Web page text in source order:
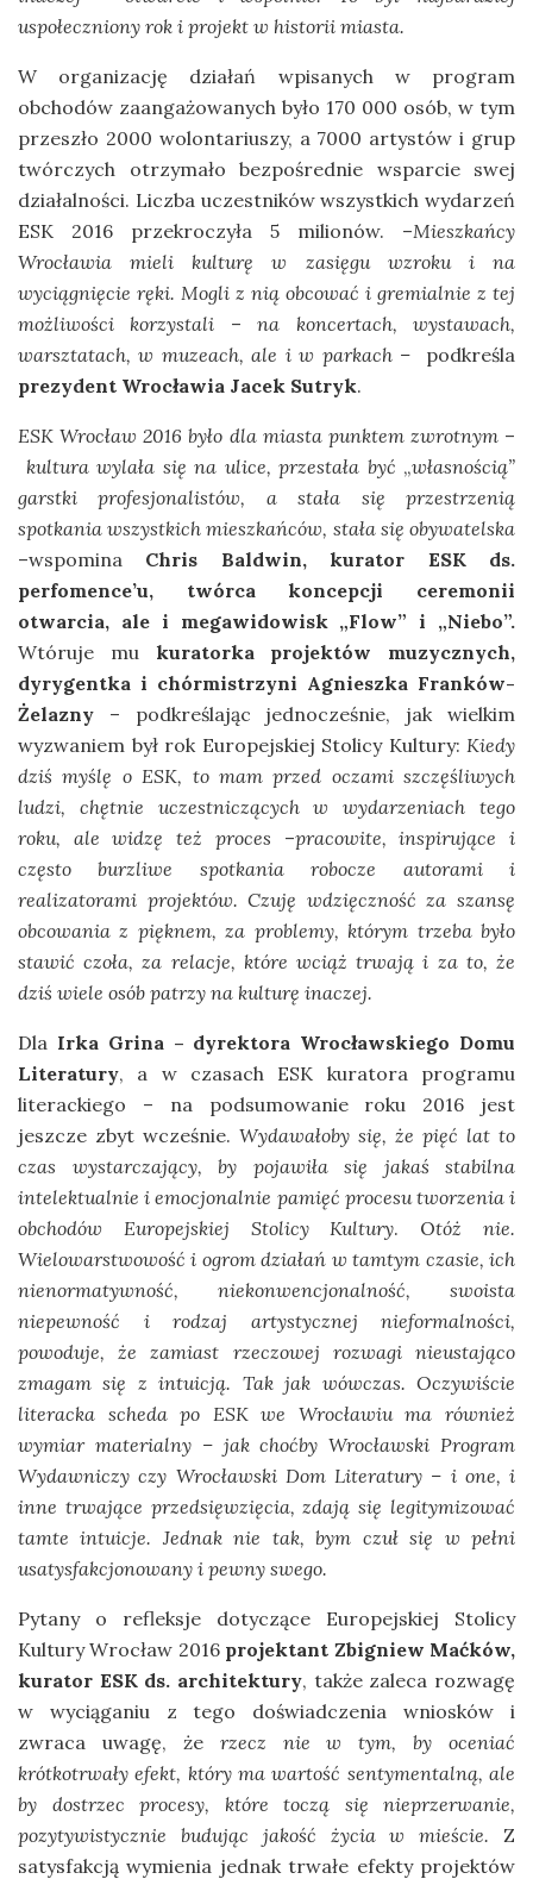
uspołeczniony rok i projekt w historii miasta.
W organizację działań wpisanych w program
obchodów zaangażowanych było 170 000 osób, w tym
przeszło 2000 wolontariuszy, a 7000 artystów i grup
twórczych otrzymało bezpośrednie wsparcie swej
działalności. Liczba uczestników wszystkich wydarzeń
ESK 2016 przekroczyła 5 milionów. –Mieszkańcy
Wrocławia mieli kulturę w zasięgu wzroku i na
wyciągnięcie ręki. Mogli z nią obcować i gremialnie z tej
możliwości korzystali – na koncertach, wystawach,
warsztatach, w muzeach, ale i w parkach – podkreśla
prezydent Wrocławia Jacek Sutryk.
ESK Wrocław 2016 było dla miasta punktem zwrotnym –
kultura wylała się na ulice, przestała być „własnością”
garstki profesjonalistów, a stała się przestrzenią
spotkania wszystkich mieszkańców, stała się obywatelska
–wspomina Chris Baldwin, kurator ESK ds.
perfomence’u, twórca koncepcji ceremonii
otwarcia, ale i megawidowisk „Flow” i „Niebo”.
Wtóruje mu kuratorka projektów muzycznych,
dyrygentka i chórmistrzyni Agnieszka Franków-
Żelazny – podkreślając jednocześnie, jak wielkim
wyzwaniem był rok Europejskiej Stolicy Kultury: Kiedy
dziś myślę o ESK, to mam przed oczami szczęśliwych
ludzi, chętnie uczestniczących w wydarzeniach tego
roku, ale widzę też proces –pracowite, inspirujące i
często burzliwe spotkania robocze autorami i
realizatorami projektów. Czuję wdzięczność za szansę
obcowania z pięknem, za problemy, którym trzeba było
stawić czoła, za relacje, które wciąż trwają i za to, że
dziś wiele osób patrzy na kulturę inaczej.
Dla Irka Grina – dyrektora Wrocławskiego Domu
Literatury, a w czasach ESK kuratora programu
literackiego – na podsumowanie roku 2016 jest
jeszcze zbyt wcześnie. Wydawałoby się, że pięć lat to
czas wystarczający, by pojawiła się jakaś stabilna
intelektualnie i emocjonalnie pamięć procesu tworzenia i
obchodów Europejskiej Stolicy Kultury. Otóż nie.
Wielowarstwowość i ogrom działań w tamtym czasie, ich
nienormatywność, niekonwencjonalność, swoista
niepewność i rodzaj artystycznej nieformalności,
powoduje, że zamiast rzeczowej rozwagi nieustająco
zmagam się z intuicją. Tak jak wówczas. Oczywiście
literacka scheda po ESK we Wrocławiu ma również
wymiar materialny – jak choćby Wrocławski Program
Wydawniczy czy Wrocławski Dom Literatury – i one, i
inne trwające przedsięwzięcia, zdają się legitymizować
tamte intuicje. Jednak nie tak, bym czuł się w pełni
usatysfakcjonowany i pewny swego.
Pytany o refleksje dotyczące Europejskiej Stolicy
Kultury Wrocław 2016 projektant Zbigniew Maćków,
kurator ESK ds. architektury, także zaleca rozwagę
w wyciąganiu z tego doświadczenia wniosków i
zwraca uwagę, żerzecz nie w tym, by oceniać
krótkotrwały efekt, który ma wartość sentymentalną, ale
by dostrzec procesy, które toczą się nieprzerwanie,
pozytywistycznie budując jakość życia w mieście. Z
satysfakcją wymienia jednak trwałe efekty projektów